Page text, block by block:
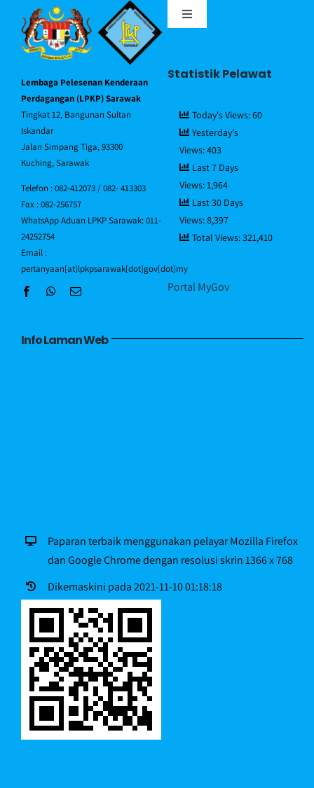
Lembaga Pelesenan Kenderaan
Perdagangan (LPKP) Sarawak
Tingkat 12, Bangunan Sultan
Iskandar
Jalan Simpang Tiga, 93300
Kuching, Sarawak
Telefon : 082-412073 / 082- 413303
Fax : 082-256757
WhatsApp Aduan LPKP Sarawak: 011-
24252754
Email :
pertanyaan[at]lpkpsarawak[dot]gov[dot]my
Toggle
Portal MyGov
Piagam Pelanggan
Soalan Lazim/FAQ
Direktori Pegawai
Hubungi Kami
Statistik Pelawat
Today's Views:60
Yesterday's
Views:403
Last 7 Days
Views:1,964
Last 30 Days
Views:8,397
Total Views:321,410
Portal MyGov
Info Laman Web
Paparan terbaik menggunakan pelayar Mozilla Firefox
dan Google Chrome dengan resolusi skrin 1366 x 768
Dikemaskini pada 2021-11-10 01:18:18